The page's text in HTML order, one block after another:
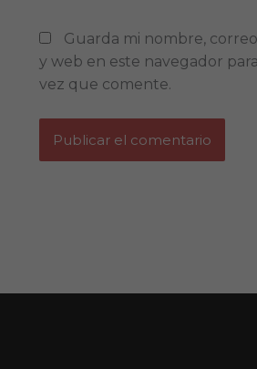
Guarda mi nombre,
y web en este navegador
vez que comente.